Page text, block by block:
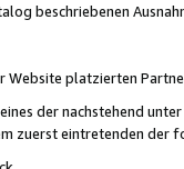
beschriebenen
Website platzierten
der nachstehend
zuerst eintretenden der